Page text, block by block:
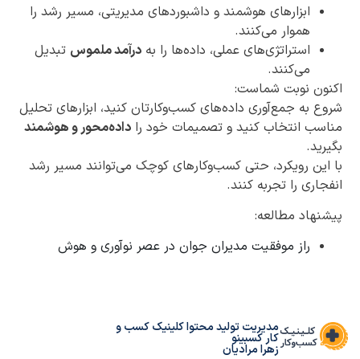
ابزارهای هوشمند و داشبوردهای مدیریتی، مسیر رشد را
هموار می‌کنند.
استراتژی‌های عملی، داده‌ها را به درآمد ملموس تبدیل
می‌کنند.
اکنون نوبت شماست:
شروع به جمع‌آوری داده‌های کسب‌وکارتان کنید، ابزارهای تحلیل
مناسب انتخاب کنید و تصمیمات خود را داده‌محور و هوشمند
بگیرید.
با این رویکرد، حتی کسب‌وکارهای کوچک می‌توانند مسیر رشد
انفجاری را تجربه کنند.
پیشنهاد مطالعه:
راز موفقیت مدیران جوان در عصر نوآوری و هوش
مدیریت تولید محتوا کلینیک کسب و
کار کسبینو
زهرا مرادیان